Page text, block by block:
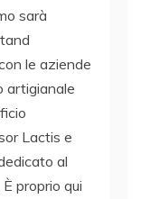
sarà
le aziende
artigianale
Lactis e
al
proprio qui